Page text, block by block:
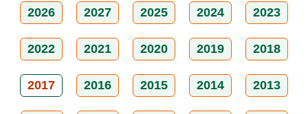
2026 2027 2025 2024 2023
2022 2021 2020 2019 2018
2017 2016 2015 2014 2013